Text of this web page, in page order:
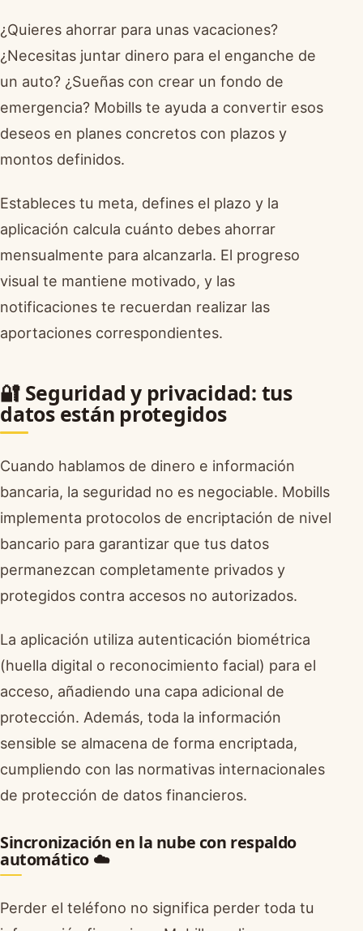
¿Quieres ahorrar para unas vacaciones?
¿Necesitas juntar dinero para el enganche de
un auto? ¿Sueñas con crear un fondo de
emergencia? Mobills te ayuda a convertir esos
deseos en planes concretos con plazos y
montos definidos.
Estableces tu meta, defines el plazo y la
aplicación calcula cuánto debes ahorrar
mensualmente para alcanzarla. El progreso
visual te mantiene motivado, y las
notificaciones te recuerdan realizar las
aportaciones correspondientes.
🔐 Seguridad y privacidad: tus
datos están protegidos
Cuando hablamos de dinero e información
bancaria, la seguridad no es negociable. Mobills
implementa protocolos de encriptación de nivel
bancario para garantizar que tus datos
permanezcan completamente privados y
protegidos contra accesos no autorizados.
La aplicación utiliza autenticación biométrica
(huella digital o reconocimiento facial) para el
acceso, añadiendo una capa adicional de
protección. Además, toda la información
sensible se almacena de forma encriptada,
cumpliendo con las normativas internacionales
de protección de datos financieros.
Sincronización en la nube con respaldo
automático ☁️
Perder el teléfono no significa perder toda tu